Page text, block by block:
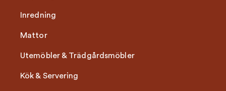
Inredning
Mattor
Utemöbler & Trädgårdsmöbler
Kök & Servering